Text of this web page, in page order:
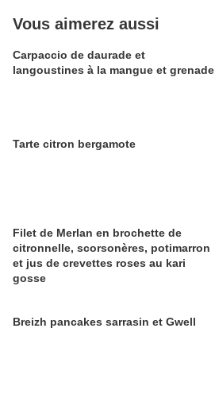
Vous aimerez aussi
Carpaccio de daurade et
langoustines à la mangue et grenade
Tarte citron bergamote
Filet de Merlan en brochette de
citronnelle, scorsonères, potimarron
et jus de crevettes roses au kari
gosse
Breizh pancakes sarrasin et Gwell